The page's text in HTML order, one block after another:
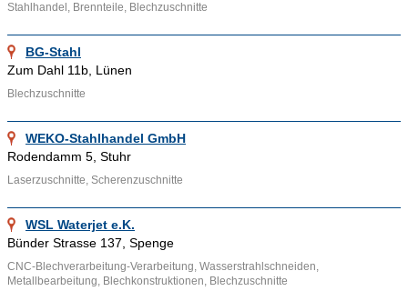
Grundlagen der Blechzuschnitte
Metallbleche in vorgegebene Formen und Größen zerschnitten
werden. Dieser Vorgang ist in vielen Industriebereichen
Automobilindustrie, die Bauwirtschaft und der Elektro- sowie
Maschinenbau. Die präzise Zuschnitttechnik ist entscheidend,
um die nachfolgenden Fertigungsprozesse optimal zu
gewährleisten. Dabei kommen unterschiedliche
Stahlhandel, Brennteile, Blechzuschnitte
BG-Stahl
Zum Dahl 11b, Lünen
Blechzuschnitte
WEKO-Stahlhandel GmbH
Rodendamm 5, Stuhr
Laserzuschnitte, Scherenzuschnitte
WSL Waterjet e.K.
Bünder Strasse 137, Spenge
CNC-Blechverarbeitung-Verarbeitung, Wasserstrahlschneiden,
Metallbearbeitung, Blechkonstruktionen, Blechzuschnitte